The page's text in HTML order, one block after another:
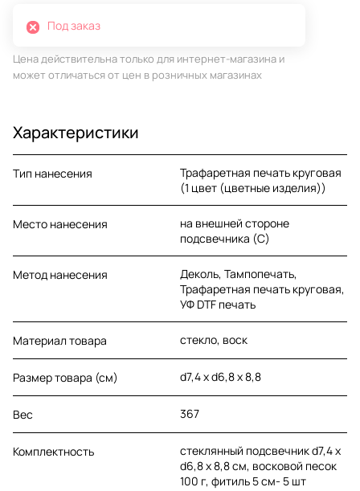
Под заказ
Цена действительна только для интернет-магазина и
может отличаться от цен в розничных магазинах
Характеристики
Тип нанесения
Трафаретная печать круговая
(1 цвет (цветные изделия))
Место нанесения
на внешней стороне
подсвечника (C)
Метод нанесения
Деколь, Тампопечать,
Трафаретная печать круговая,
УФ DTF печать
Материал товара стекло, воск
Размер товара (см) d7,4 х d6,8 х 8,8
Вес 367
Комплектность
стеклянный подсвечник d7,4 х
d6,8 х 8,8 см, восковой песок
100 г, фитиль 5 см- 5 шт